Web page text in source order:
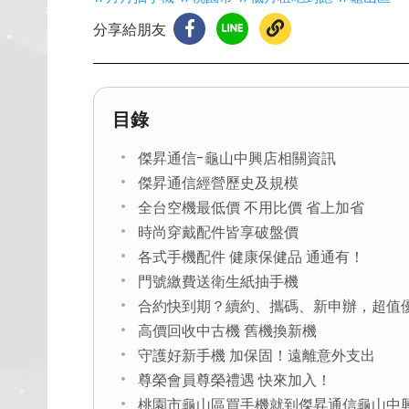
分享給朋友
目錄
傑昇通信-龜山中興店相關資訊
傑昇通信經營歷史及規模
全台空機最低價 不用比價 省上加省
時尚穿戴配件皆享破盤價
各式手機配件 健康保健品 通通有！
門號繳費送衛生紙抽手機
合約快到期？續約、攜碼、新申辦，超值
高價回收中古機 舊機換新機
守護好新手機 加保固！遠離意外支出
尊榮會員尊榮禮遇 快來加入！